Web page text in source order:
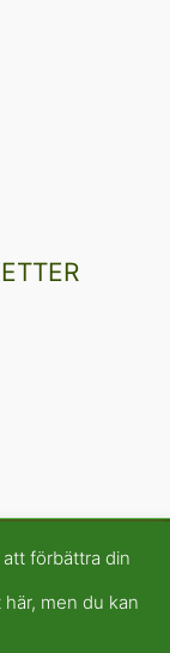
förbättra din
men du kan